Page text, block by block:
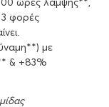
ώρες λάμψης**,
3 φορές
με
& +83%